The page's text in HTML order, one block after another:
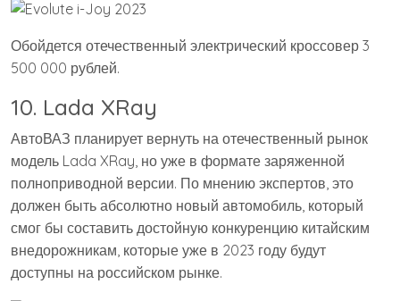
Обойдется отечественный электрический кроссовер 3
500 000 рублей.
10. Lada XRay
АвтоВАЗ планирует вернуть на отечественный рынок
модель Lada XRay, но уже в формате заряженной
полноприводной версии. По мнению экспертов, это
должен быть абсолютно новый автомобиль, который
смог бы составить достойную конкуренцию китайским
внедорожникам, которые уже в 2023 году будут
доступны на российском рынке.